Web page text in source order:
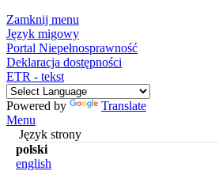
Zamknij menu
Język migowy
Portal Niepełnosprawność
Deklaracja dostępności
ETR - tekst
Powered by
Translate
Menu
Język strony
polski
english